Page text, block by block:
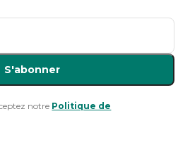
S'abonner
notre Politique de